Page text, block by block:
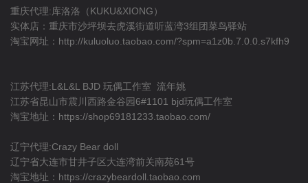
重庆代理:库洛洛（KUKU&XIONG）
实体店：重庆市沙坪坝去虎溪街道听蓝湾3组团菜鸟驿站
淘宝网址： http://kuluoluo.taobao.com/?spm=a1z0b.7.0.0.s7kfh9
江苏代理:L&L&L BJD 玩偶工作室 流年姚
江苏省昆山市震川西路金谷园6#1101 bjd玩偶工作室
淘宝地址： https://shop69181233.taobao.com/
辽宁代理:Crazy Bear doll
辽宁省大连市甘井子区大连湾前关南苑61号
淘宝地址： https://crazybeardoll.taobao.com